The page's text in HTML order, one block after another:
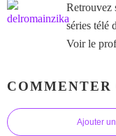
Retrouvez
séries télé
Voir le
Ajouter